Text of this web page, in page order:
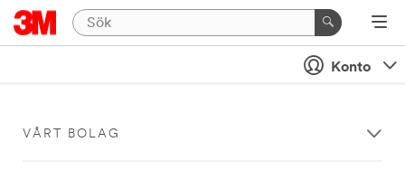
Konto
VÅRT BOLAG